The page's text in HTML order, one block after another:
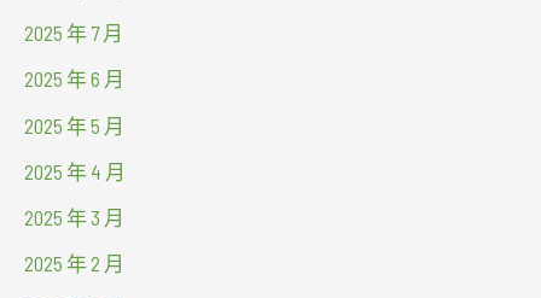
2025 年 7 月
2025 年 6 月
2025 年 5 月
2025 年 4 月
2025 年 3 月
2025 年 2 月